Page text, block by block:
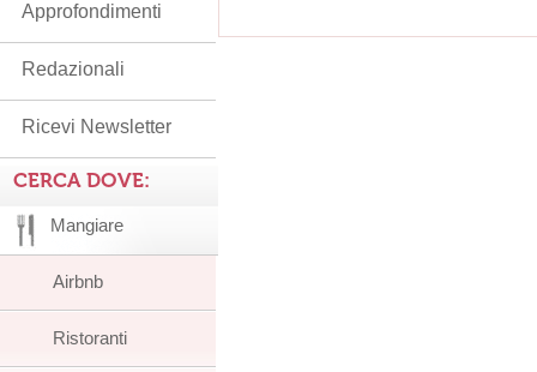
Approfondimenti
Redazionali
Ricevi Newsletter
CERCA DOVE:
Mangiare
Airbnb
Ristoranti